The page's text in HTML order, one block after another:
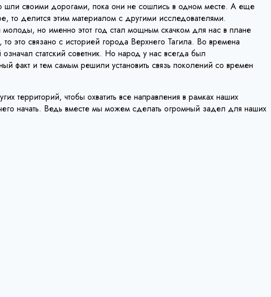
шли своими дорогами, пока они не сошлись в одном месте. А еще
то делится этим материалом с другими исследователями.
но именно этот год стал мощным скачком для нас в плане
это связано с историей города Верхнего Тагила. Во времена
статский советник. Но народ у нас всегда был
и тем самым решили установить связь поколений со времен
чтобы охватить все направления в рамках наших
начать. Ведь вместе мы можем сделать огромный задел для наших